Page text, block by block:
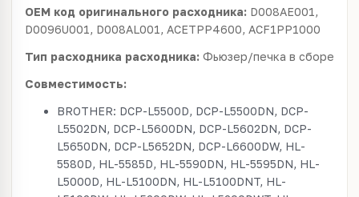
OEM код оригинального расходника: D008AE001,
D0096U001, D008AL001, ACETPP4600, ACF1PP1000
Тип расходника расходника: Фьюзер/печка в сборе
Совместимость:
BROTHER: DCP-L5500D, DCP-L5500DN, DCP-
L5502DN, DCP-L5600DN, DCP-L5602DN, DCP-
L5650DN, DCP-L5652DN, DCP-L6600DW, HL-
5580D, HL-5585D, HL-5590DN, HL-5595DN, HL-
L5000D, HL-L5100DN, HL-L5100DNT, HL-